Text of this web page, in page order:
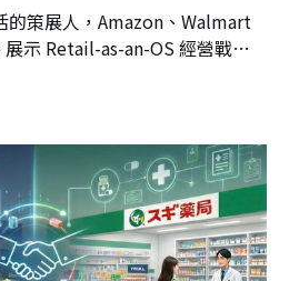
的策展人，Amazon、Walmart
展示 Retail-as-an-OS 經營戰
量儀，預示零售業正從單純賣場
透過數據與體驗的深度融合，